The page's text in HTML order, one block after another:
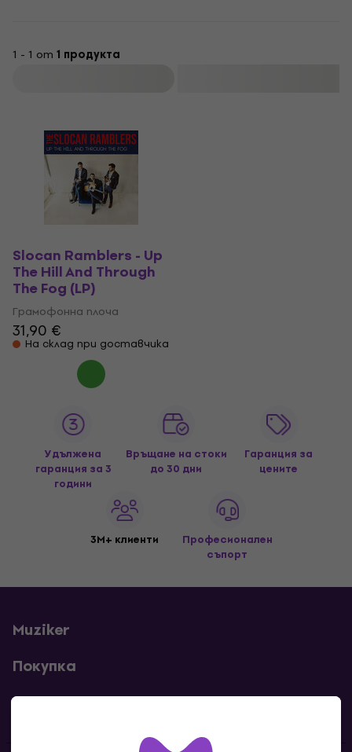
1 - 1 от 1 продукта
Slocan Ramblers - Up
The Hill And Through
The Fog (LP)
Грамофонна плоча
31,90 €
На склад при доставчика
Удължена
гаранция за 3
години
Връщане на стоки
до 30 дни
Гаранция за
цените
3M+ клиенти
Професионален
съпорт
Muziker
Покупка
Полезни линкове